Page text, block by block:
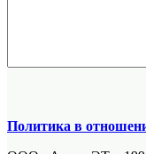
Политика в